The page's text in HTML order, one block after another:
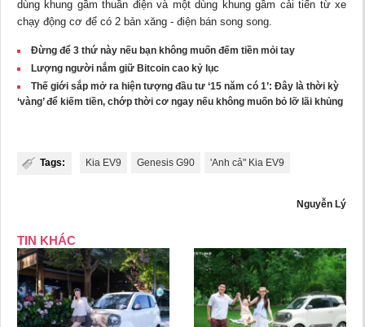
dùng khung gầm thuần điện và một dùng khung gầm cải tiến từ xe
chạy động cơ để có 2 bản xăng - điện bán song song.
Đừng để 3 thứ này nếu bạn không muốn đếm tiền mỏi tay
Lượng người nắm giữ Bitcoin cao kỷ lục
Thế giới sắp mở ra hiện tượng đầu tư ‘15 năm có 1’: Đây là thời kỳ
‘vàng’ để kiếm tiền, chớp thời cơ ngay nếu không muốn bỏ lỡ lãi khủng
Tags: Kia EV9 Genesis G90 'Anh cả" Kia EV9
Nguyễn Lý
TIN KHÁC